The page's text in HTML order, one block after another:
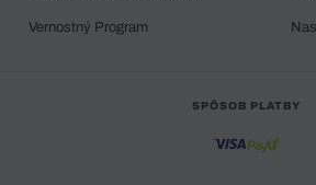
Vernostný Program
SPÔSOB PLATBY